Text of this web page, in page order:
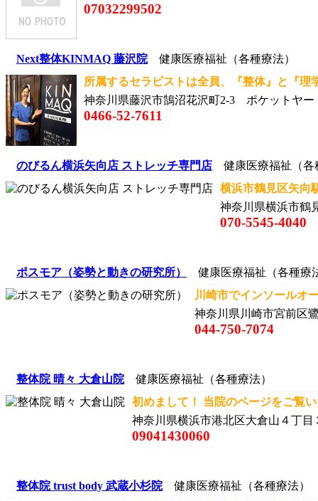
07032299502
Next整体KINMAQ 藤沢院健康医療福祉（各種療法）
所属するセラピストは全員、『整体』と『理
神奈川県藤沢市鵠沼花沢町2-3 ポケットヤー
0466-52-7611
のびるん横浜矢向店 ストレッチ専門店 健康医療福祉（各
横浜市鶴見区矢向
神奈川県横浜市鶴
070-5545-4040
ポスモア（姿勢と動きの研究所）
健康医療福祉（各種療
川崎市でインソールオ
神奈川県川崎市宮前区
044-750-7074
整体院 晴々 大倉山院健康医療福祉（各種療法）
初めまして！ 当院のページをご覧
神奈川県横浜市港北区大倉山４丁
09041430060
整体院 trust body 武蔵小杉院健康医療福祉（各種療法）